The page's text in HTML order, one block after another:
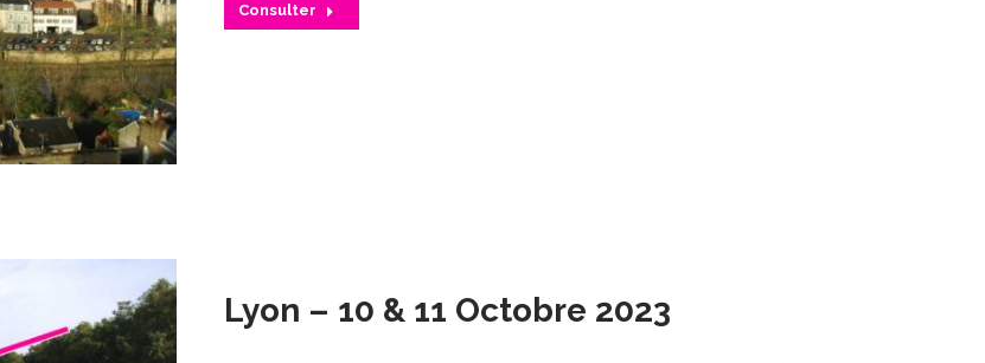
Consulter
Lyon – 10 & 11 Octobre 2023